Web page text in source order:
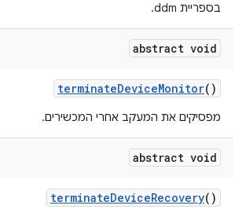
בספריית ddm.
abstract void
terminateDeviceMonitor()
מפסיקים את המעקב אחרי המכשירים.
abstract void
terminateDeviceRecovery()